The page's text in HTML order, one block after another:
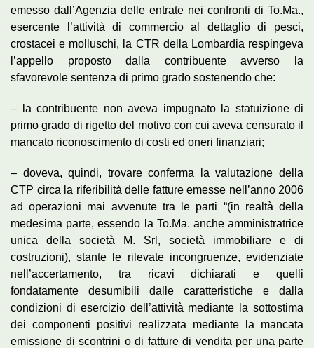
emesso dall’Agenzia delle entrate nei confronti di To.Ma.,
esercente l’attività di commercio al dettaglio di pesci,
crostacei e molluschi, la CTR della Lombardia respingeva
l’appello proposto dalla contribuente avverso la
sfavorevole sentenza di primo grado sostenendo che:
– la contribuente non aveva impugnato la statuizione di
primo grado di rigetto del motivo con cui aveva censurato il
mancato riconoscimento di costi ed oneri finanziari;
– doveva, quindi, trovare conferma la valutazione della
CTP circa la riferibilità delle fatture emesse nell’anno 2006
ad operazioni mai avvenute tra le parti “(in realtà della
medesima parte, essendo la To.Ma. anche amministratrice
unica della società M. Srl, società immobiliare e di
costruzioni), stante le rilevate incongruenze, evidenziate
nell’accertamento, tra ricavi dichiarati e quelli
fondatamente desumibili dalle caratteristiche e dalla
condizioni di esercizio dell’attività mediante la sottostima
dei componenti positivi realizzata mediante la mancata
emissione di scontrini o di fatture di vendita per una parte